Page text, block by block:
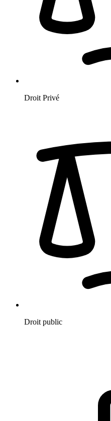
Droit Privé
Droit public